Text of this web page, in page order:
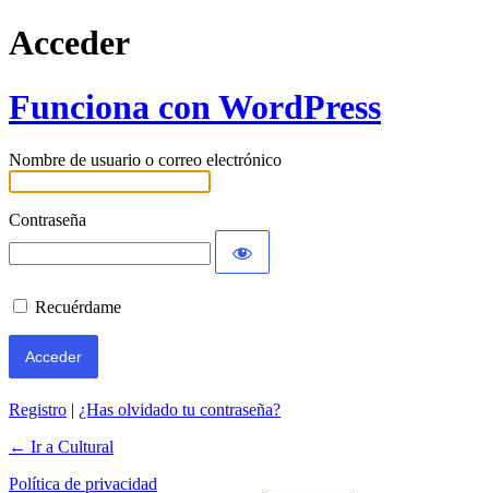
Acceder
Funciona con WordPress
Nombre de usuario o correo electrónico
Contraseña
Recuérdame
Registro | ¿Has olvidado tu contraseña?
← Ir a Cultural
Política de privacidad